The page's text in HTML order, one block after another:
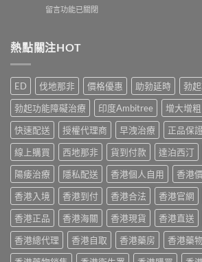
與
購
南〉
中
港
真
用
心
得
與
購
買
建
議〉
中
時
有
香
港
用
家
必
讀
用
法
用
量
完
整
教
學〉
中
在
片
副
用
安
全
嗎？
香
港
用
家
真
實
服
用
經
驗
與
安
留言功能已關閉
熱點關注HOT
ED 伐地那非 價格優惠 助勃延時
勃
勃起功能障礙治療
印度Ambitree 增大增粗
快速配送
授權代理商 早洩治療 正品保證
線上購買
西地那非 貨到付款 達泊西汀
陽痿治療
隱私配送 香港個人自用 香港
香港入境
香港到付 香港合法 香港官網
香港正品
香港海關 香港現貨 香港直送
香港總代理
香港自取 香港藥房 香港藥